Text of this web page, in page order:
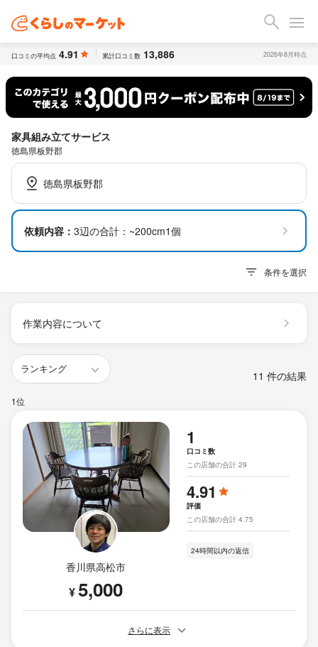
口コミの平均点 4.91 累計口コミ数 13,886 2026年8月時点
家具組み立てサービス
徳島県板野郡
徳島県板野郡
依頼内容： 3辺の合計：~200cm1個
条件を選択
作業内容について
11 件の結果
1位
香川県高松市
¥5,000
1
口コミ数
この店舗の合計 29
4.91
評価
この店舗の合計 4.75
24時間以内の返信
さらに表示